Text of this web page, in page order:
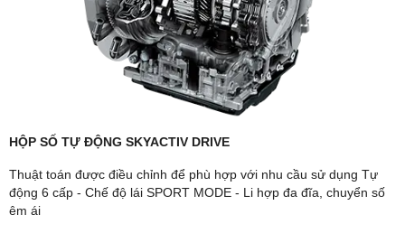
HỘP SỐ TỰ ĐỘNG SKYACTIV DRIVE
Thuật toán được điều chỉnh để phù hợp với nhu cầu sử dụng Tự
động 6 cấp - Chế độ lái SPORT MODE - Li hợp đa đĩa, chuyển số
êm ái